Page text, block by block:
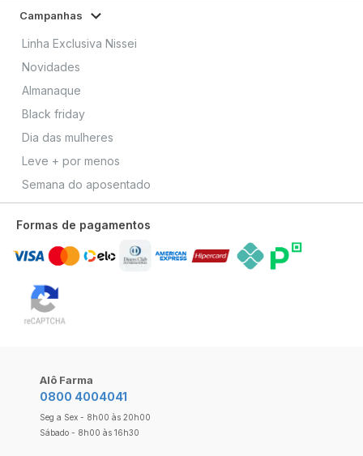
Campanhas
Linha Exclusiva Nissei
Novidades
Almanaque
Black friday
Dia das mulheres
Leve + por menos
Semana do aposentado
Formas de pagamentos
Alô Farma
0800 4004041
Seg a Sex - 8h00 às 20h00
Sábado - 8h00 às 16h30